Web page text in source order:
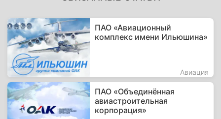
ПАО «Авиационный
комплекс имени Ильюшина»
Авиация
ПАО «Объединённая
авиастроительная
корпорация»